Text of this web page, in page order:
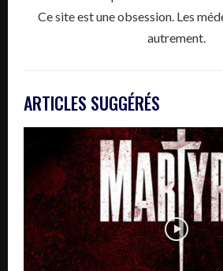
Ce site est une obsession. Les
autrement.
ARTICLES SUGGÉRÉS